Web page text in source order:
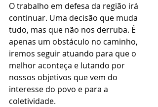
O trabalho em defesa da região irá
continuar. Uma decisão que muda
tudo, mas que não nos derruba. É
apenas um obstáculo no caminho,
iremos seguir atuando para que o
melhor aconteça e lutando por
nossos objetivos que vem do
interesse do povo e para a
coletividade.